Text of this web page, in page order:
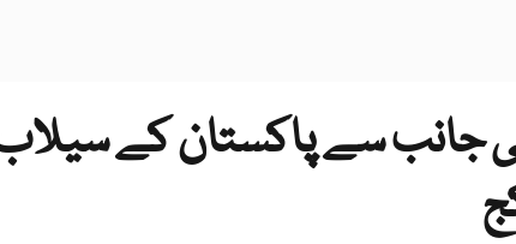
کی جانب سے پاکستان کے